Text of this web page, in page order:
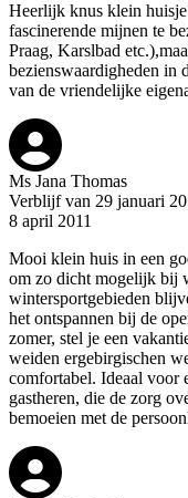
Heerlijk knus klein
fascinerende mijnen te
Praag, Karslbad
bezienswaardigheden in
van de vriendelijke
Ms Jana Thomas
Verblijf van 29 januari
8 april 2011
Mooi klein huis in een
om zo dicht mogelijk bij
wintersportgebieden
het ontspannen bij de
zomer, stel je een
weiden ergebirgischen
comfortabel. Ideaal voor
gastheren, die de zorg
bemoeien met de